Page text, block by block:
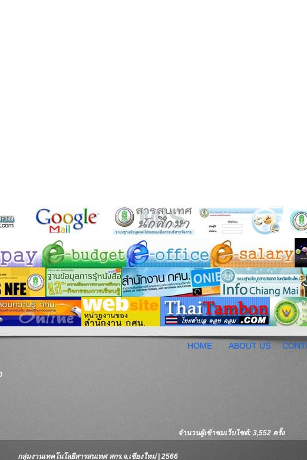
HOME ABOUT US
จำนวนผู้เข้าชมเว็บไซต์: 3,552 ครั้ง
กลุ่มงานเทคโนโลยีสารสนเทศ สกร.จ.เชียงใหม่ | 2566